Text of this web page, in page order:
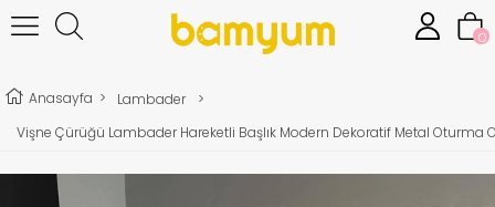
0
Anasayfa > Lambader
>
Vişne Çürüğü Lambader Hareketli Başlık Modern Dekoratif Metal Oturma